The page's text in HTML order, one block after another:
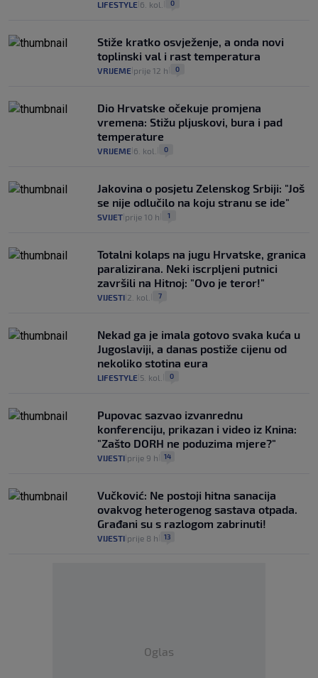
LIFESTYLE 6. kol. 0
Stiže kratko osvježenje, a onda novi
toplinski val i rast temperatura
VRIJEME prije 12 h 0
Dio Hrvatske očekuje promjena
vremena: Stižu pljuskovi, bura i pad
temperature
VRIJEME 6. kol. 0
Jakovina o posjetu Zelenskog Srbiji: "Još
se nije odlučilo na koju stranu se ide"
SVIJET prije 10 h 1
Totalni kolaps na jugu Hrvatske, granica
paralizirana. Neki iscrpljeni putnici
završili na Hitnoj: "Ovo je teror!"
VIJESTI 2. kol. 7
Nekad ga je imala gotovo svaka kuća u
Jugoslaviji, a danas postiže cijenu od
nekoliko stotina eura
LIFESTYLE 5. kol. 0
Pupovac sazvao izvanrednu
konferenciju, prikazan i video iz Knina:
"Zašto DORH ne poduzima mjere?"
VIJESTI prije 9 h 14
Vučković: Ne postoji hitna sanacija
ovakvog heterogenog sastava otpada.
Građani su s razlogom zabrinuti!
VIJESTI prije 8 h 13
Oglas